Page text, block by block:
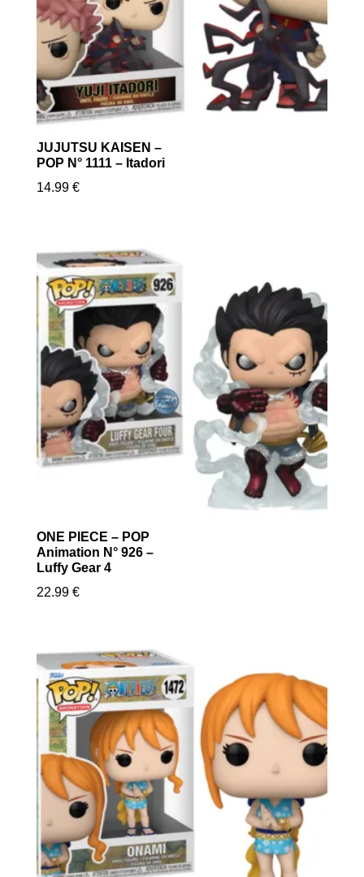
JUJUTSU KAISEN –
POP N° 1111 – Itadori
14.99 €
ONE PIECE – POP
Animation N° 926 –
Luffy Gear 4
22.99 €